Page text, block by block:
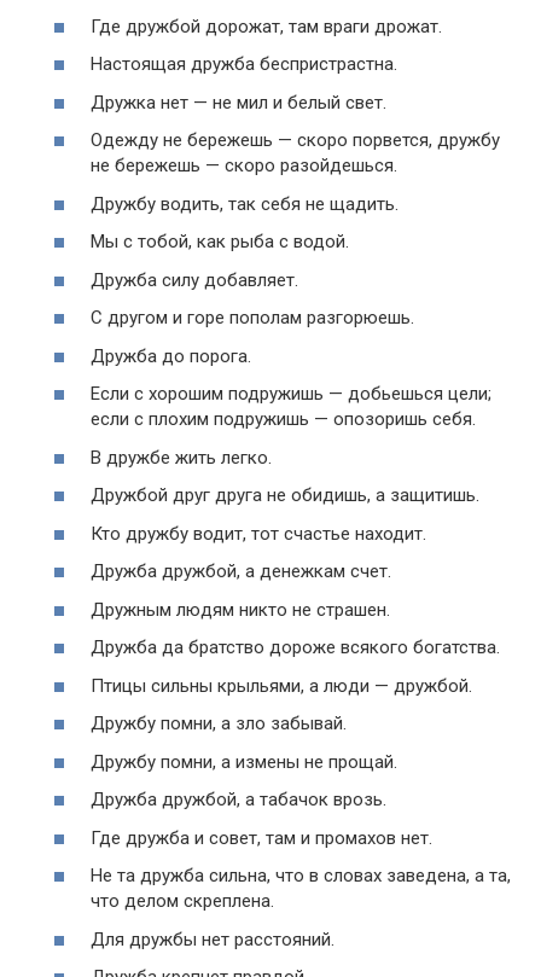
Где дружбой дорожат, там враги дрожат.
Настоящая дружба беспристрастна.
Дружка нет — не мил и белый свет.
Одежду не бережешь — скоро порвется, дружбу
не бережешь — скоро разойдешься.
Дружбу водить, так себя не щадить.
Мы с тобой, как рыба с водой.
Дружба силу добавляет.
С другом и горе пополам разгорюешь.
Дружба до порога.
Если с хорошим подружишь — добьешься цели;
если с плохим подружишь — опозоришь себя.
В дружбе жить легко.
Дружбой друг друга не обидишь, а защитишь.
Кто дружбу водит, тот счастье находит.
Дружба дружбой, а денежкам счет.
Дружным людям никто не страшен.
Дружба да братство дороже всякого богатства.
Птицы сильны крыльями, а люди — дружбой.
Дружбу помни, а зло забывай.
Дружбу помни, а измены не прощай.
Дружба дружбой, а табачок врозь.
Где дружба и совет, там и промахов нет.
Не та дружба сильна, что в словах заведена, а та,
что делом скреплена.
Для дружбы нет расстояний.